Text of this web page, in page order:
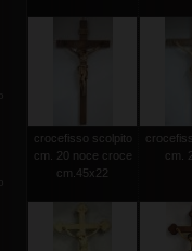
crocefisso scolpito
cm. 20 noce croce
cm.45x22
cm.